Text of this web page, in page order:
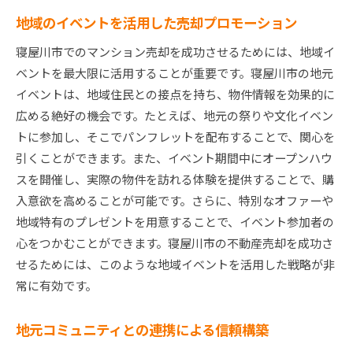
地域のイベントを活用した売却プロモーション
寝屋川市でのマンション売却を成功させるためには、地域イ
ベントを最大限に活用することが重要です。寝屋川市の地元
イベントは、地域住民との接点を持ち、物件情報を効果的に
広める絶好の機会です。たとえば、地元の祭りや文化イベン
トに参加し、そこでパンフレットを配布することで、関心を
引くことができます。また、イベント期間中にオープンハウ
スを開催し、実際の物件を訪れる体験を提供することで、購
入意欲を高めることが可能です。さらに、特別なオファーや
地域特有のプレゼントを用意することで、イベント参加者の
心をつかむことができます。寝屋川市の不動産売却を成功さ
せるためには、このような地域イベントを活用した戦略が非
常に有効です。
地元コミュニティとの連携による信頼構築